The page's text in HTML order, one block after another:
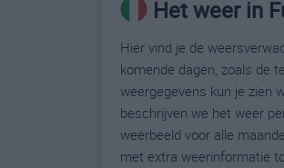
Het weer in
Hier vind je de
komende dagen, zoals de
weergegevens kun je zien
beschrijven we het weer
weerbeeld voor alle
met extra weerinformatie